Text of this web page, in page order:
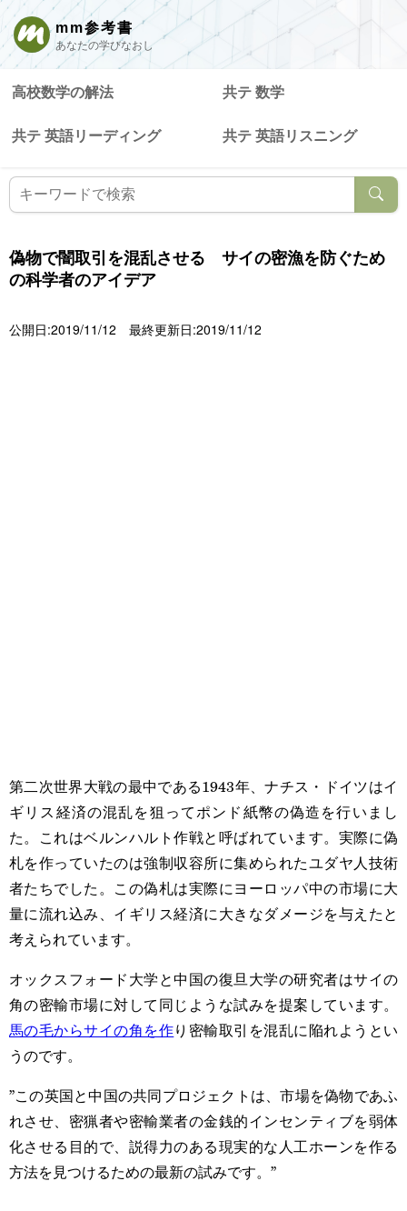
mm参考書
あなたの学びなおし
高校数学の解法 共テ 数学
共テ 英語リーディング 共テ 英語リスニング
偽物で闇取引を混乱させる サイの密漁を防ぐため
の科学者のアイデア
公開日:2019/11/12 最終更新日:2019/11/12
第二次世界大戦の最中である1943年、ナチス・ドイツはイ
ギリス経済の混乱を狙ってポンド紙幣の偽造を行いまし
た。これはベルンハルト作戦と呼ばれています。実際に偽
札を作っていたのは強制収容所に集められたユダヤ人技術
者たちでした。この偽札は実際にヨーロッパ中の市場に大
量に流れ込み、イギリス経済に大きなダメージを与えたと
考えられています。
オックスフォード大学と中国の復旦大学の研究者はサイの
角の密輸市場に対して同じような試みを提案しています。
馬の毛からサイの角を作り密輸取引を混乱に陥れようとい
うのです。
”この英国と中国の共同プロジェクトは、市場を偽物であふ
れさせ、密猟者や密輸業者の金銭的インセンティブを弱体
化させる目的で、説得力のある現実的な人工ホーンを作る
方法を見つけるための最新の試みです。”